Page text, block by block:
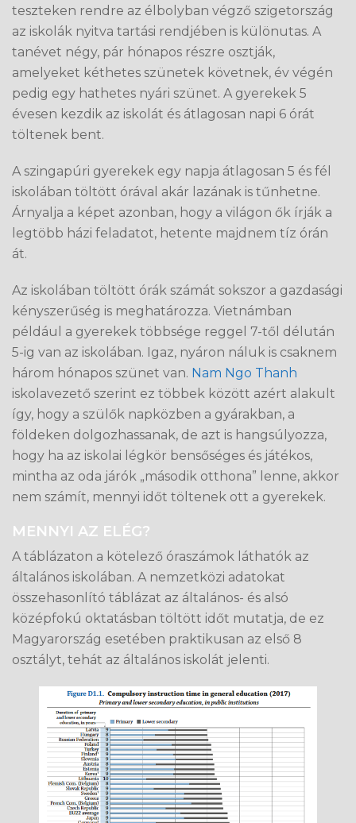
teszteken rendre az élbolyban végző szigetország
az iskolák nyitva tartási rendjében is különutas. A
tanévet négy, pár hónapos részre osztják,
amelyeket kéthetes szünetek követnek, év végén
pedig egy hathetes nyári szünet. A gyerekek 5
évesen kezdik az iskolát és átlagosan napi 6 órát
töltenek bent.
A szingapúri gyerekek egy napja átlagosan 5 és fél
iskolában töltött órával akár lazának is tűnhetne.
Árnyalja a képet azonban, hogy a világon ők írják a
legtöbb házi feladatot, hetente majdnem tíz órán
át.
Az iskolában töltött órák számát sokszor a gazdasági
kényszerűség is meghatározza. Vietnámban
például a gyerekek többsége reggel 7-től délután
5-ig van az iskolában. Igaz, nyáron náluk is csaknem
három hónapos szünet van. Nam Ngo Thanh
iskolavezető szerint ez többek között azért alakult
így, hogy a szülők napközben a gyárakban, a
földeken dolgozhassanak, de azt is hangsúlyozza,
hogy ha az iskolai légkör bensőséges és játékos,
mintha az oda járók „második otthona” lenne, akkor
nem számít, mennyi időt töltenek ott a gyerekek.
MENNYI AZ ELÉG?
A táblázaton a kötelező óraszámok láthatók az
általános iskolában. A nemzetközi adatokat
összehasonlító táblázat az általános- és alsó
középfokú oktatásban töltött időt mutatja, de ez
Magyarország esetében praktikusan az első 8
osztályt, tehát az általános iskolát jelenti.